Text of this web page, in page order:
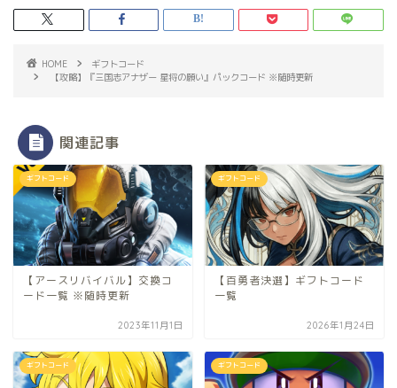
HOME
ギフトコード
【攻略】『三国志アナザー 星将の願い』パックコード ※随時更新
関連記事
ギフトコード
【アースリバイバル】交換コ
ード一覧 ※随時更新
2023年11月1日
ギフトコード
【百勇者決選】ギフトコード
一覧
2026年1月24日
ギフトコード ギフトコード